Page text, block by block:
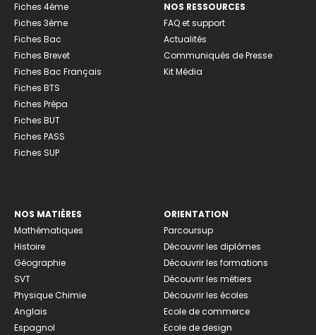
Fiches 4ème
Fiches 3ème
Fiches Bac
Fiches Brevet
Fiches Bac Français
Fiches BTS
Fiches Prépa
Fiches BUT
Fiches PASS
Fiches SUP
NOS RESSOURCES
FAQ et support
Actualités
Communiqués de Presse
Kit Média
NOS MATIÈRES
Mathématiques
Histoire
Géographie
SVT
Physique Chimie
Anglais
Espagnol
ORIENTATION
Parcoursup
Découvrir les diplômes
Découvrir les formations
Découvrir les métiers
Découvrir les écoles
Ecole de commerce
Ecole de design